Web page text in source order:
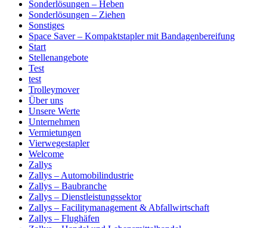
Sonderlösungen – Heben
Sonderlösungen – Ziehen
Sonstiges
Space Saver – Kompaktstapler mit Bandagenbereifung
Start
Stellenangebote
Test
test
Trolleymover
Über uns
Unsere Werte
Unternehmen
Vermietungen
Vierwegestapler
Welcome
Zallys
Zallys – Automobilindustrie
Zallys – Baubranche
Zallys – Dienstleistungssektor
Zallys – Facilitymanagement & Abfallwirtschaft
Zallys – Flughäfen